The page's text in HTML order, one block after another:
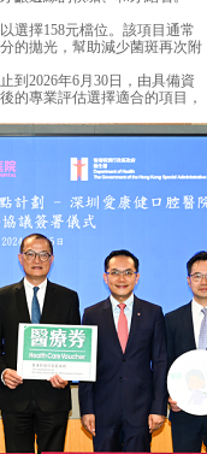
擇158元檔位。該項目通常
的拋光，幫助減少菌斑再次附
2026年6月30日，由具備資
的專業評估選擇適合的項目，